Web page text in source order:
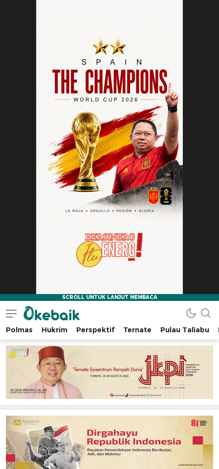
Okebaik.id
Baiknya Dibaca
Polmas Hukrim Perspektif Ternate Pulau Taliabu